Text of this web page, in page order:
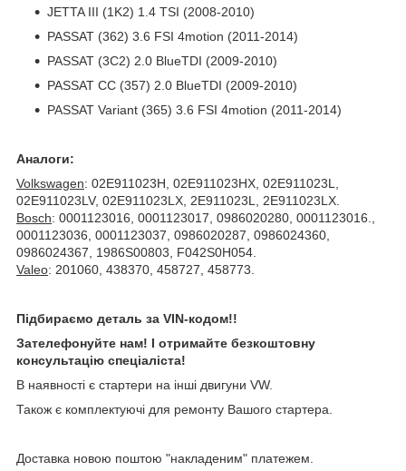
JETTA III (1K2) 1.4 TSI (2008-2010)
PASSAT (362) 3.6 FSI 4motion (2011-2014)
PASSAT (3C2) 2.0 BlueTDI (2009-2010)
PASSAT CC (357) 2.0 BlueTDI (2009-2010)
PASSAT Variant (365) 3.6 FSI 4motion (2011-2014)
Аналоги:
Volkswagen: 02E911023H, 02E911023HX, 02E911023L,
02E911023LV, 02E911023LX, 2E911023L, 2E911023LX.
Bosch: 0001123016, 0001123017, 0986020280, 0001123016.,
0001123036, 0001123037, 0986020287, 0986024360,
0986024367, 1986S00803, F042S0H054.
Valeo: 201060, 438370, 458727, 458773.
Підбираємо деталь за VIN-кодом!!
Зателефонуйте нам! І отримайте безкоштовну
консультацію спеціаліста!
В наявності є стартери на інші двигуни VW.
Також є комплектуючі для ремонту Вашого стартера.
Доставка новою поштою "накладеним" платежем.